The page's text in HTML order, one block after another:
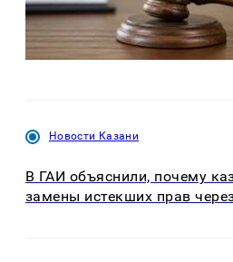
Новости Казани
В ГАИ объяснили, почему
замены истекших прав